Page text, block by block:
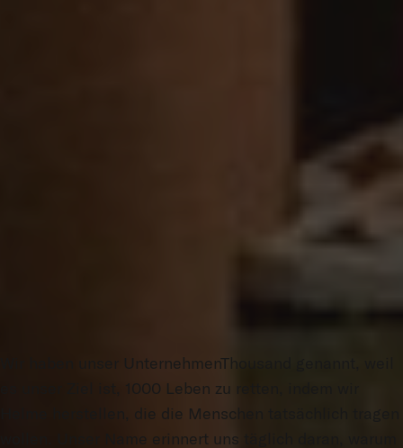
Wir haben unser UnternehmenThousand genannt, weil
es unser Ziel ist, 1000 Leben zu retten, indem wir
Helme herstellen, die die Menschen tatsächlich tragen
wollen. Unser Name erinnert uns täglich daran, warum